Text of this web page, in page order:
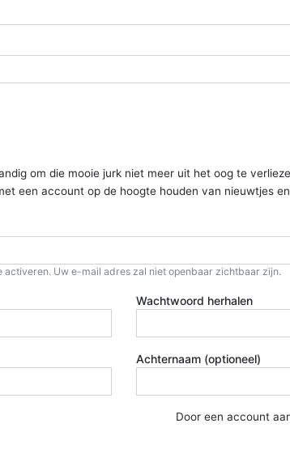
om die mooie jurk niet meer uit het oog te
een account op de hoogte houden van nieuwtjes
Uw e-mail adres zal niet openbaar zichtbaar zijn.
Wachtwoord herhalen
Achternaam (optioneel)
Door een account